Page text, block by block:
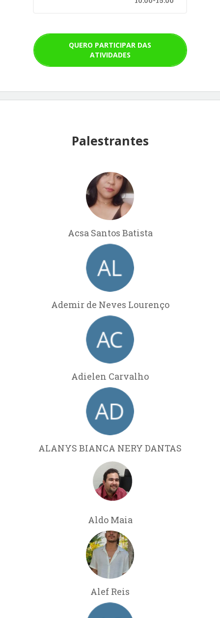
QUERO PARTICIPAR DAS
ATIVIDADES
Palestrantes
Acsa Santos Batista
Ademir de Neves Lourenço
Adielen Carvalho
ALANYS BIANCA NERY DANTAS
Aldo Maia
Alef Reis